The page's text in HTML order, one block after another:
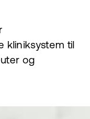
kliniksystem til
og